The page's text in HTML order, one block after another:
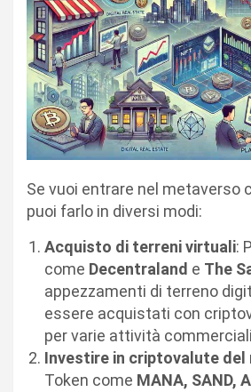
Se vuoi entrare nel metaverso
puoi farlo in diversi modi:
Acquisto di terreni virtuali:
come Decentraland e The
appezzamenti di terreno
essere acquistati con
per varie attività
Investire in criptovalute del
Token come MANA, SAND,